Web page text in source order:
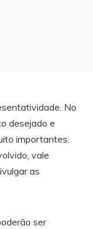
No
desejado e
importantes.
vale
as
ser